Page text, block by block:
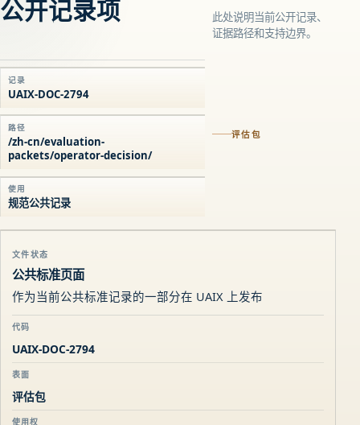
评估包
公开记录项
此处说明当前公开记录、
证据路径和支持边界。
记录
UAIX-DOC-2794
路径
/zh-cn/evaluation-
packets/operator-decision/
使用
规范公共记录
文件状态
公共标准页面
作为当前公共标准记录的一部分在 UAIX 上发布
代码
UAIX-DOC-2794
表面
评估包
使用权